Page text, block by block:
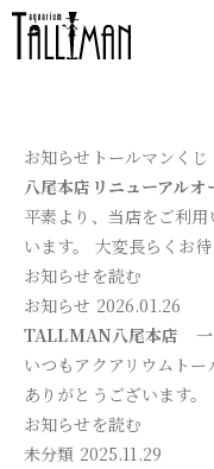
お知らせ トールマンくじ
八尾本店リニューアル
平素より、当店をご利
います。 大変長らくお
お知らせを読む
お知らせ 2026.01.26
TALLMAN八尾本店 一
いつもアクアリウムト
ありがとうございます
お知らせを読む
未分類 2025.11.29